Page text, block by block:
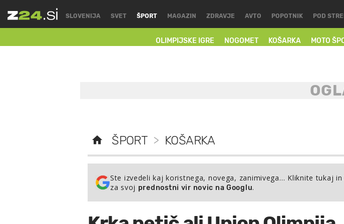
SLOVENIJA SVET ŠPORT
OLIMPIJSKE IGRE NOGOMET KOŠARKA MOTO
MAGAZIN ZDRAVJE AVTO POPOTNIK POD
ŠPORT > KOŠARKA
Ste izvedeli kaj koristnega, novega, zanimivega… Kliknite tukaj in
za svoj prednostni vir novic na Googlu.